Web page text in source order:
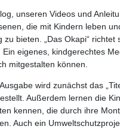
unseren Videos und
die mit Kindern leben
zu bieten. „Das Okapi“ richtet
Ein eigenes, kindgerechtes
mitgestalten können.
wird zunächst das
Außerdem lernen die
kennen, die durch ihre
Auch ein